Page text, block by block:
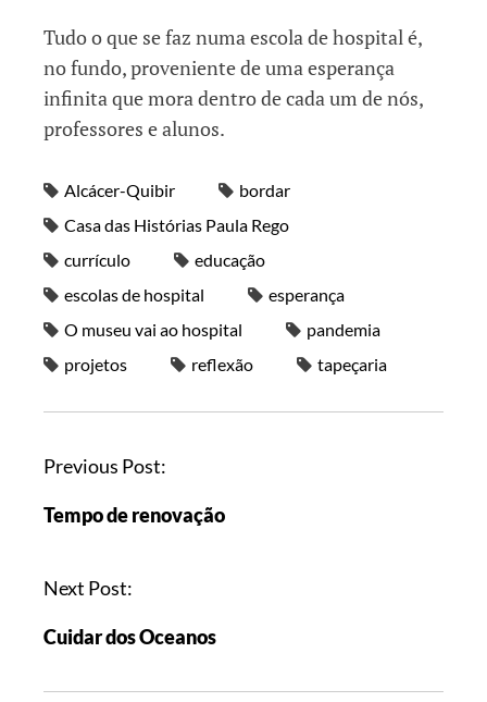
Tudo o que se faz numa escola de hospital é,
no fundo, proveniente de uma esperança
infinita que mora dentro de cada um de nós,
professores e alunos.
Alcácer-Quibir
bordar
Casa das Histórias Paula Rego
currículo
educação
escolas de hospital
esperança
O museu vai ao hospital
pandemia
projetos
reflexão tapeçaria
Previous Post:
Tempo de renovação
Next Post:
Cuidar dos Oceanos